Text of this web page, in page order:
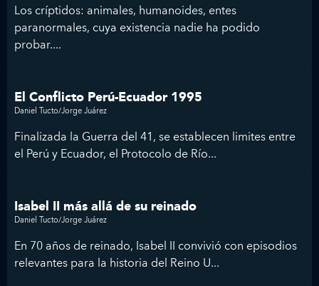
Los críptidos: animales, humanoides, entes
paranormales, cuya existencia nadie ha podido
probar....
El Conflicto Perú-Ecuador 1995
Daniel Tucto/Jorge Juárez
Finalizada la Guerra del 41, se establecen limites entre
el Perú y Ecuador, el Protocolo de Río...
Isabel II más allá de su reinado
Daniel Tucto/Jorge Juárez
En 70 años de reinado, Isabel II convivió con episodios
relevantes para la historia del Reino U...